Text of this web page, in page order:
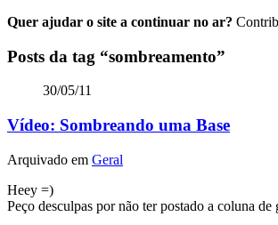
Quer ajudar o site a continuar no ar?
Posts da tag “sombreamento”
30/05/11
Vídeo: Sombreando uma Base
Arquivado em Geral
Heey =)
Peço desculpas por não ter postado a coluna